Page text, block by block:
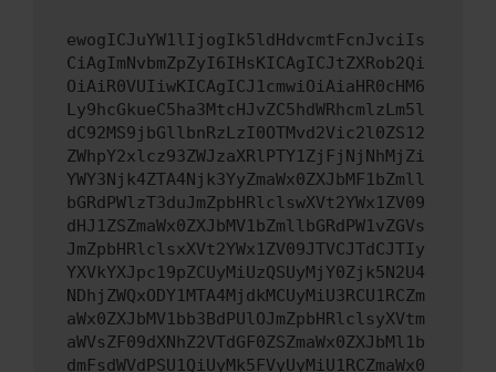
ewogICJuYW1lIjogIk5ldHdvcmtFcnJvciIs
CiAgImNvbmZpZyI6IHsKICAgICJtZXRob2Qi
OiAiR0VUIiwKICAgICJ1cmwiOiAiaHR0cHM6
Ly9hcGkueC5ha3MtcHJvZC5hdWRhcmlzLm5l
dC92MS9jbGllbnRzLzI0OTMvd2Vic2l0ZS12
ZWhpY2xlcz93ZWJzaXRlPTY1ZjFjNjNhMjZi
YWY3Njk4ZTA4Njk3YyZmaWx0ZXJbMF1bZmll
bGRdPWlzT3duJmZpbHRlclswXVt2YWx1ZV09
dHJ1ZSZmaWx0ZXJbMV1bZmllbGRdPW1vZGVs
JmZpbHRlclsxXVt2YWx1ZV09JTVCJTdCJTIy
YXVkYXJpc19pZCUyMiUzQSUyMjY0Zjk5N2U4
NDhjZWQxODY1MTA4MjdkMCUyMiU3RCU1RCZm
aWx0ZXJbMV1bb3BdPUlOJmZpbHRlclsyXVtm
aWVsZF09dXNhZ2VTdGF0ZSZmaWx0ZXJbMl1b
dmFsdWVdPSU1QiUyMk5FVyUyMiU1RCZmaWx0